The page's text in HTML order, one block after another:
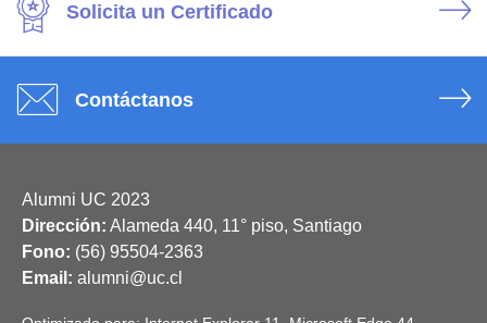
Solicita un Certificado
Contáctanos
Alumni UC 2023
Dirección: Alameda 440, 11° piso, Santiago
Fono: (56) 95504-2363
Email: alumni@uc.cl